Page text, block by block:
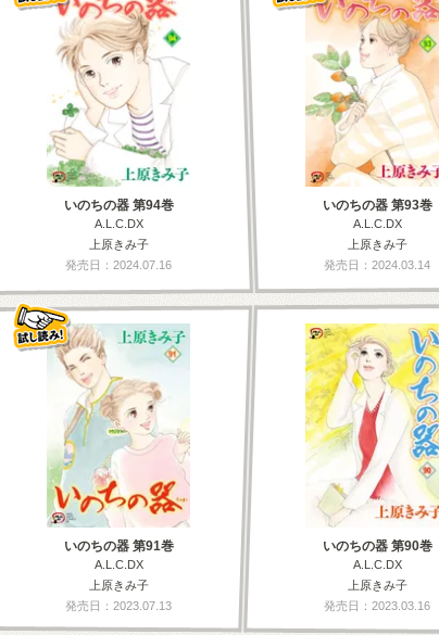
いのちの器 第94巻
A.L.C.DX
上原きみ子
発売日：2024.07.16
いのちの器 第93巻
A.L.C.DX
上原きみ子
発売日：2024.03.14
いのちの器 第91巻
A.L.C.DX
上原きみ子
発売日：2023.07.13
いのちの器 第90巻
A.L.C.DX
上原きみ子
発売日：2023.03.16